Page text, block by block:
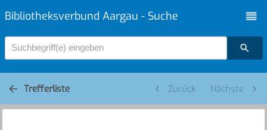
Bibliotheksverbund Aargau - Suche
Suchbegriff(e) eingeben
Trefferliste Zurück Nächste